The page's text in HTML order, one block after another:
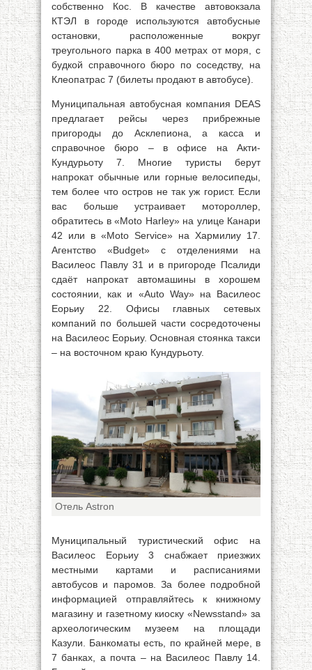
собственно Кос. В качестве автовокзала
КТЭЛ в городе используются автобусные
остановки, расположенные вокруг
треугольного парка в 400 метрах от моря, с
будкой справочного бюро по соседству, на
Клеопатрас 7 (билеты продают в автобусе).
Муниципальная автобусная компания DEAS
предлагает рейсы через прибрежные
пригороды до Асклепиона, а касса и
справочное бюро – в офисе на Акти-
Кундурьоту 7. Многие туристы берут
напрокат обычные или горные велосипеды,
тем более что остров не так уж горист. Если
вас больше устраивает мотороллер,
обратитесь в «Moto Harley» на улице Канари
42 или в «Moto Service» на Хармилиу 17.
Агентство «Budget» с отделениями на
Василеос Павлу 31 и в пригороде Псалиди
сдаёт напрокат автомашины в хорошем
состоянии, как и «Auto Way» на Василеос
Еорьиу 22. Офисы главных сетевых
компаний по большей части сосредоточены
на Василеос Еорьиу. Основная стоянка такси
– на восточном краю Кундурьоту.
Отель Astron
Муниципальный туристический офис на
Василеос Еорьиу 3 снабжает приезжих
местными картами и расписаниями
автобусов и паромов. За более подробной
информацией отправляйтесь к книжному
магазину и газетному киоску «Newsstand» за
археологическим музеем на площади
Казули. Банкоматы есть, по крайней мере, в
7 банках, а почта – на Василеос Павлу 14.